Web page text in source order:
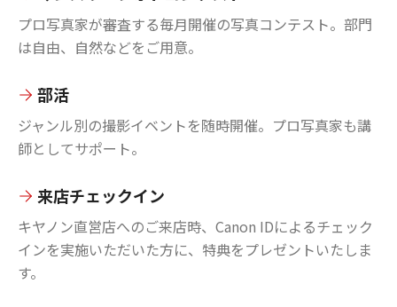
プロ写真家が審査する毎月開催の写真コンテスト。部門
は自由、自然などをご用意。
部活
ジャンル別の撮影イベントを随時開催。プロ写真家も講
師としてサポート。
来店チェックイン
キヤノン直営店へのご来店時、Canon IDによるチェック
インを実施いただいた方に、特典をプレゼントいたしま
す。